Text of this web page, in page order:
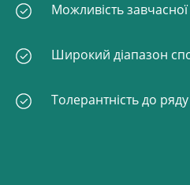
Можливість
Широкий діапазон
Толерантність до